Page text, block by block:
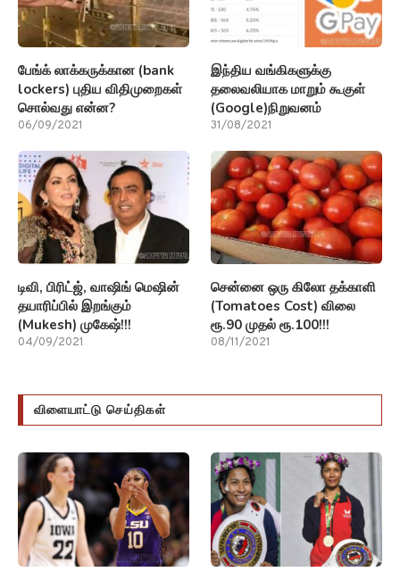
பேங்க் லாக்கருக்கான (bank
lockers) புதிய விதிமுறைகள்
சொல்வது என்ன?
06/09/2021
இந்திய வங்கிகளுக்கு
தலைவலியாக மாறும் கூகுள்
(Google)நிறுவனம்
31/08/2021
டிவி, பிரிட்ஜ், வாஷிங் மெஷின்
தயாரிப்பில் இறங்கும்
(Mukesh) முகேஷ்!!!
04/09/2021
சென்னை ஒரு கிலோ தக்காளி
(Tomatoes Cost) விலை
ரூ.90 முதல் ரூ.100!!!
08/11/2021
விளையாட்டு செய்திகள்